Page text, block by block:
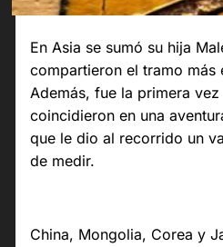
En Asia se sumó su hija
compartieron el tramo más
Además, fue la primera
coincidieron en una
que le dio al recorrido un
de medir.
China, Mongolia, Corea y